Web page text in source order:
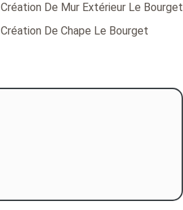
Création De Mur Extérieur Le Bourget
Création De Chape Le Bourget